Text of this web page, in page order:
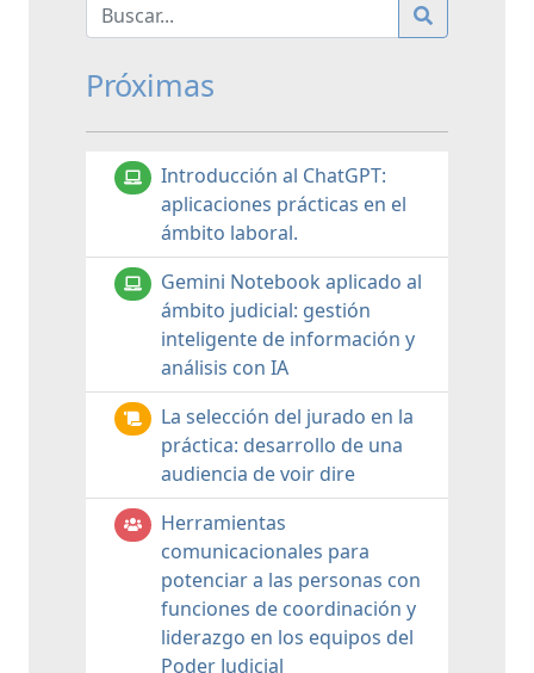
Próximas
Introducción al ChatGPT:
aplicaciones prácticas en el
ámbito laboral.
Gemini Notebook aplicado al
ámbito judicial: gestión
inteligente de información y
análisis con IA
La selección del jurado en la
práctica: desarrollo de una
audiencia de voir dire
Herramientas
comunicacionales para
potenciar a las personas con
funciones de coordinación y
liderazgo en los equipos del
Poder Judicial